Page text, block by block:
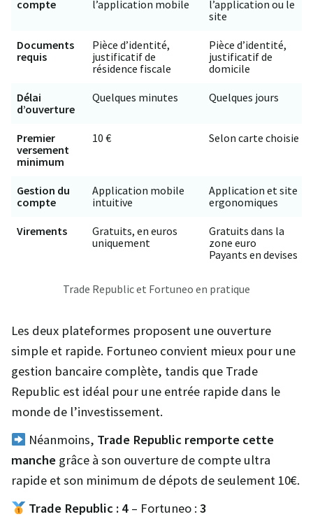
compte l’application mobile
l’application ou le
site
Documents
requis
Pièce d’identité,
justificatif de
résidence fiscale
Pièce d’identité,
justificatif de
domicile
Délai
d’ouverture
Quelques minutes Quelques jours
Premier
versement
minimum
10 € Selon carte choisie
Gestion du
compte
Application mobile
intuitive
Application et site
ergonomiques
Virements
Gratuits, en euros
uniquement
Gratuits dans la
zone euro
Payants en devises
Trade Republic et Fortuneo en pratique
Les deux plateformes proposent une ouverture
simple et rapide. Fortuneo convient mieux pour une
gestion bancaire complète, tandis que Trade
Republic est idéal pour une entrée rapide dans le
monde de l’investissement.
Néanmoins, Trade Republic remporte cette
manche grâce à son ouverture de compte ultra
rapide et son minimum de dépots de seulement 10€.
Trade Republic : 4 – Fortuneo :3